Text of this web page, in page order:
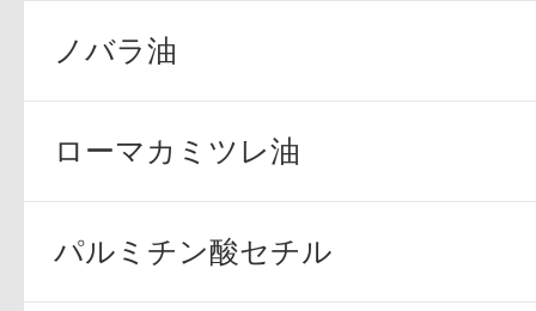
ノバラ油
ローマカミツレ油
パルミチン酸セチル